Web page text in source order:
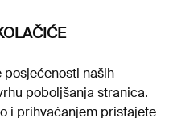
naših
poboljšanja stranica.
i prihvaćanjem pristajete